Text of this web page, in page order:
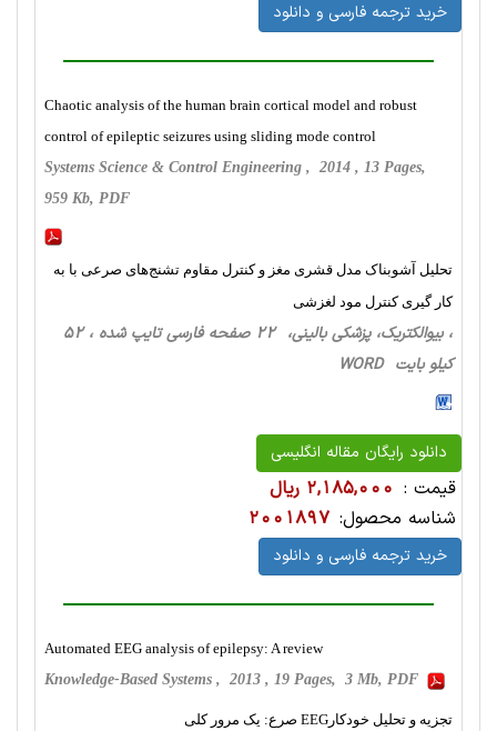
خرید ترجمه فارسی و دانلود
Chaotic analysis of the human brain cortical model and robust
control of epileptic seizures using sliding mode control
Systems Science & Control Engineering , 2014 , 13 Pages,
959 Kb, PDF
تحلیل آشوبناک مدل قشری مغز و کنترل مقاوم تشنج‌های صرعی با به
کار گیری کنترل مود لغزشی
، بیوالکتریک، پزشکی بالینی، 22 صفحه فارسی تایپ شده ، 52
کیلو بایت WORD
دانلود رایگان مقاله انگلیسی
قیمت : 2,185,000 ریال
شناسه محصول: 2001897
خرید ترجمه فارسی و دانلود
Automated EEG analysis of epilepsy: A review
Knowledge-Based Systems , 2013 , 19 Pages, 3 Mb, PDF
تجزیه و تحلیل خودکارEEG صرع: یک مرور کلی